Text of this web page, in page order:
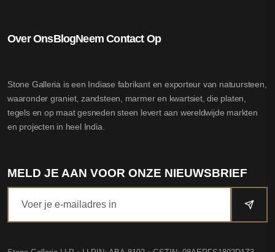
Over OnsBlogNeem Contact Op
Stone Galleria is een Indiase fabrikant en exporteur van natuursteen,
waaronder graniet, zandsteen, marmer en kwartsiet, die platen,
tegels en op maat gesneden steen levert aan wereldwijde markten
en projecten in heel India.
MELD JE AAN VOOR ONZE NIEUWSBRIEF